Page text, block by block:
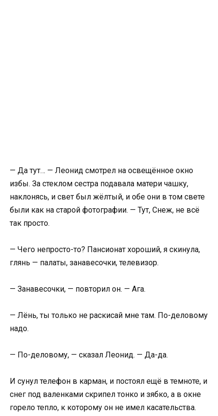
— Да тут… — Леонид смотрел на освещённое окно
избы. За стеклом сестра подавала матери чашку,
наклонясь, и свет был жёлтый, и обе они в том свете
были как на старой фотографии. — Тут, Снеж, не всё
так просто.
— Чего непросто-то? Пансионат хороший, я скинула,
глянь — палаты, занавесочки, телевизор.
— Занавесочки, — повторил он. — Ага.
— Лёнь, ты только не раскисай мне там. По-деловому
надо.
— По-деловому, — сказал Леонид. — Да-да.
И сунул телефон в карман, и постоял ещё в темноте, и
снег под валенками скрипел тонко и зябко, а в окне
горело тепло, к которому он не имел касательства.